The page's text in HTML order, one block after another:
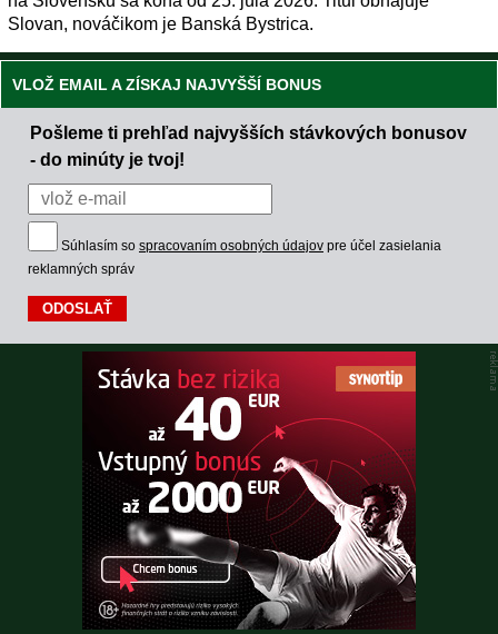
Slovan, nováčikom je Banská Bystrica.
VLOŽ EMAIL A ZÍSKAJ NAJVYŠŠÍ BONUS
Pošleme ti prehľad najvyšších stávkových bonusov
- do minúty je tvoj!
Súhlasím so spracovaním osobných údajov pre účel zasielania
reklamných správ